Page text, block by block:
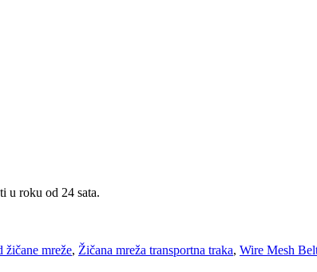
u roku od 24 sata.
žičane mreže, Žičana mreža transportna traka, Wire Mesh